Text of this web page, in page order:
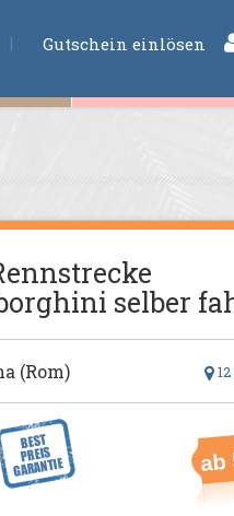
Gutschein einlösen
selber
12
(Rom)
ab